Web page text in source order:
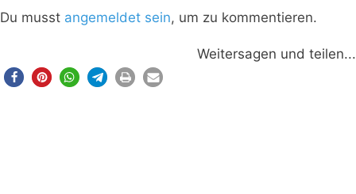
Du musst angemeldet sein, um zu kommentieren.
Weitersagen und teilen...